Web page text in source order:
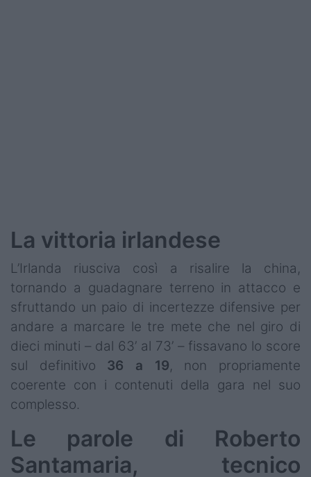
La vittoria irlandese
L’Irlanda riusciva così a risalire la china,
tornando a guadagnare terreno in attacco e
sfruttando un paio di incertezze difensive per
andare a marcare le tre mete che nel giro di
dieci minuti – dal 63’ al 73’ – fissavano lo score
sul definitivo 36 a 19, non propriamente
coerente con i contenuti della gara nel suo
complesso.
Le parole di Roberto
Santamaria, tecnico